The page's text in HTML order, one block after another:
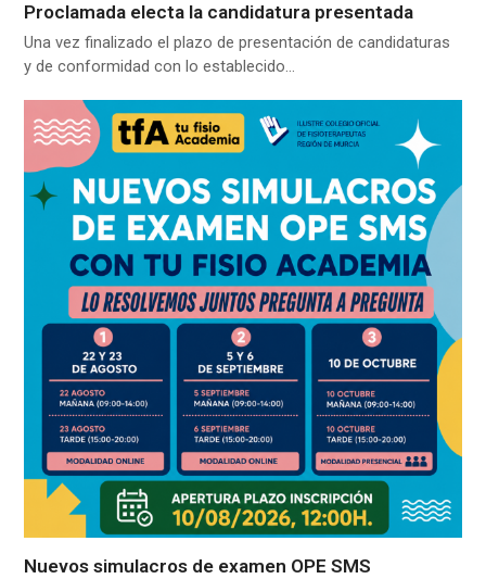
Proclamada electa la candidatura presentada
Una vez finalizado el plazo de presentación de candidaturas
y de conformidad con lo establecido…
Nuevos simulacros de examen OPE SMS